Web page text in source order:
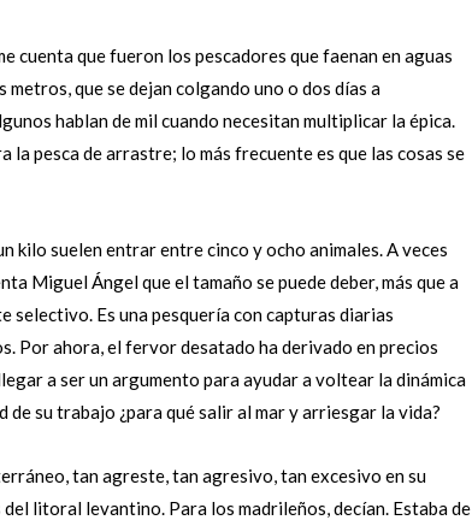
cuenta que fueron los pescadores que faenan en aguas
metros, que se dejan colgando uno o dos días a
hablan de mil cuando necesitan multiplicar la épica.
pesca de arrastre; lo más frecuente es que las cosas se
kilo suelen entrar entre cinco y ocho animales. A veces
Miguel Ángel que el tamaño se puede deber, más que a
selectivo. Es una pesquería con capturas diarias
Por ahora, el fervor desatado ha derivado en precios
a ser un argumento para ayudar a voltear la dinámica
su trabajo ¿para qué salir al mar y arriesgar la vida?
tan agreste, tan agresivo, tan excesivo en su
litoral levantino. Para los madrileños, decían. Estaba de